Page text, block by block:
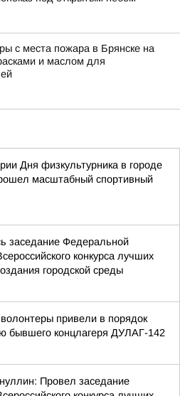
с места пожара в Брянске на
и маслом для
Дня физкультурника в городе
масштабный спортивный
заседание Федеральной
конкурса лучших
городской среды
привели в порядок
бывшего концлагеря ДУЛАГ-142
Провел заседание